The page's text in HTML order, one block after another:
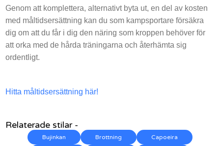
Genom att komplettera, alternativt byta ut, en del av kosten
med måltidsersättning kan du som kampsportare försäkra
dig om att du får i dig den näring som kroppen behöver för
att orka med de hårda träningarna och återhämta sig
ordentligt.
Hitta måltidsersättning här!
Relaterade stilar -
Bujinkan Brottning Capoeira